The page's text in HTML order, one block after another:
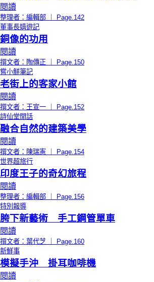
閱讀
整理者：編輯部 ｜ Page.142
董事長嬉遊記
銅像的功用
閱讀
撰文者：陶傳正 ｜ Page.150
嘗小鮮筆記
老街上的客家小館
閱讀
撰文者：王宣一 ｜ Page.152
詩仙堂閒話
融合自然的建築美學
閱讀
撰文者：陳瑞憲 ｜ Page.154
世界超旅行
印度王子的奇幻旅程
閱讀
整理者：編輯部 ｜ Page.156
特別報導
胯下新藝術 手工鋼管單車
閱讀
撰文者：葉代芝 ｜ Page.160
新鮮事
模擬手沖 掛耳咖啡機
閱讀